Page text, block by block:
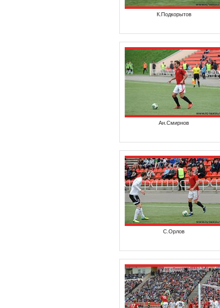
К.Подкорытов
Ан.Смирнов
С.Орлов